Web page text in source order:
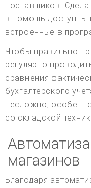
поставщиков.
в помощь доступны
встроенные в
Чтобы правильно
регулярно
сравнения
бухгалтерского
несложно,
со складской
магазинов
Благодаря